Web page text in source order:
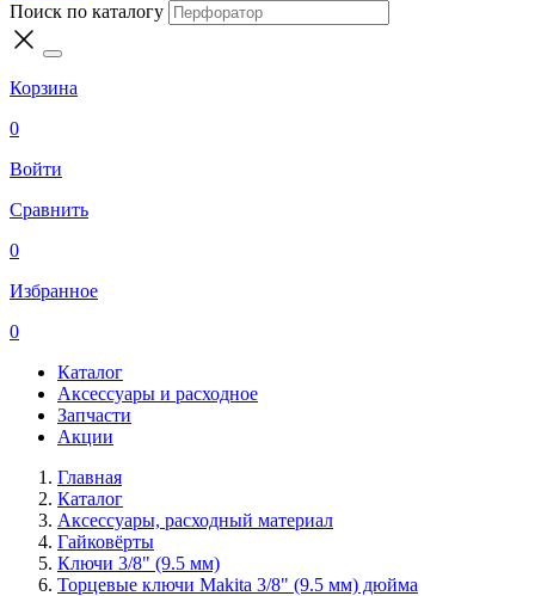
Поиск по каталогу
Корзина
0
Войти
Сравнить
0
Избранное
0
Каталог
Аксессуары и расходное
Запчасти
Акции
Главная
Каталог
Аксессуары, расходный материал
Гайковёрты
Ключи 3/8" (9.5 мм)
Торцевые ключи Makita 3/8" (9.5 мм) дюйма